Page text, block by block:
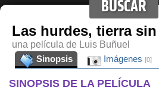
Las hurdes, tierra
una película de Luis Buñuel
Sinopsis
Imágenes [0]
SINOPSIS DE LA PELÍCULA